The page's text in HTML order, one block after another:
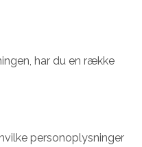
har du en række
personoplysninger